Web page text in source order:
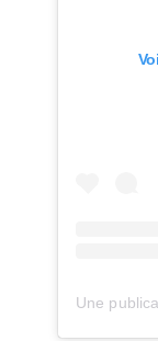
Une